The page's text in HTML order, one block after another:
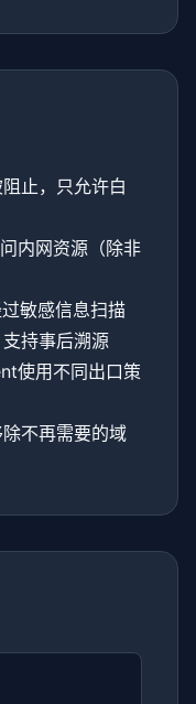
止，只允许白
内网资源（除非
敏感信息扫描
持事后溯源
使用不同出口策
不再需要的域